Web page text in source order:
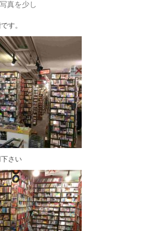
真を少し
す。
下さい